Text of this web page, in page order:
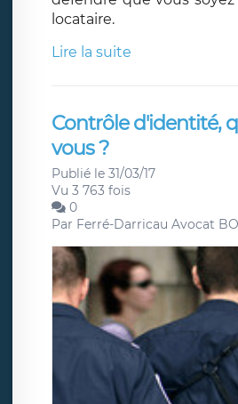
locataire.
Lire la suite
Contrôle d'identité,
vous ?
Publié le 31/03/17
Vu 3 763 fois
0
Par Ferré-Darricau Avocat